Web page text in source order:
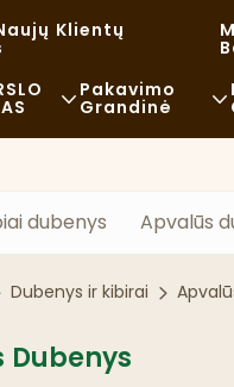
Klientų
Pakavimo
Grandinė
Transportas
dubenys Apvalūs
Dubenys ir kibirai
Dubenys